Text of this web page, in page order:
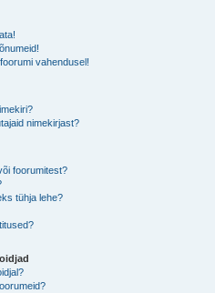
vahendusel!
nimekirjast?
foorumitest?
tühja lehe?